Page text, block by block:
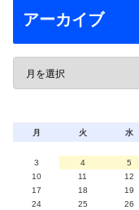
アーカイブ
月 火 水
3
4 5
10
11 12
17
18 19
24
25 26